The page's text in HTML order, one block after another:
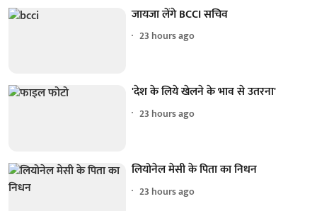
जायजा लेंगे BCCI सचिव
23 hours ago
'देश के लिये खेलने के भाव से उतरना'
23 hours ago
लियोनेल मेसी के पिता का निधन
23 hours ago